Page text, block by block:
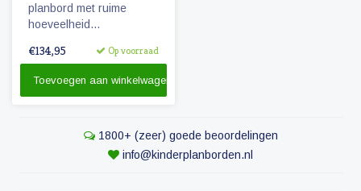
planbord met ruime
hoeveelheid
pictogrammen voor een
Herkenbaarheid van de
€134,95 Op voorraad
Toevoegen aan winkelwagen
1800+ (zeer) goede beoordelingen
info@kinderplanborden.nl